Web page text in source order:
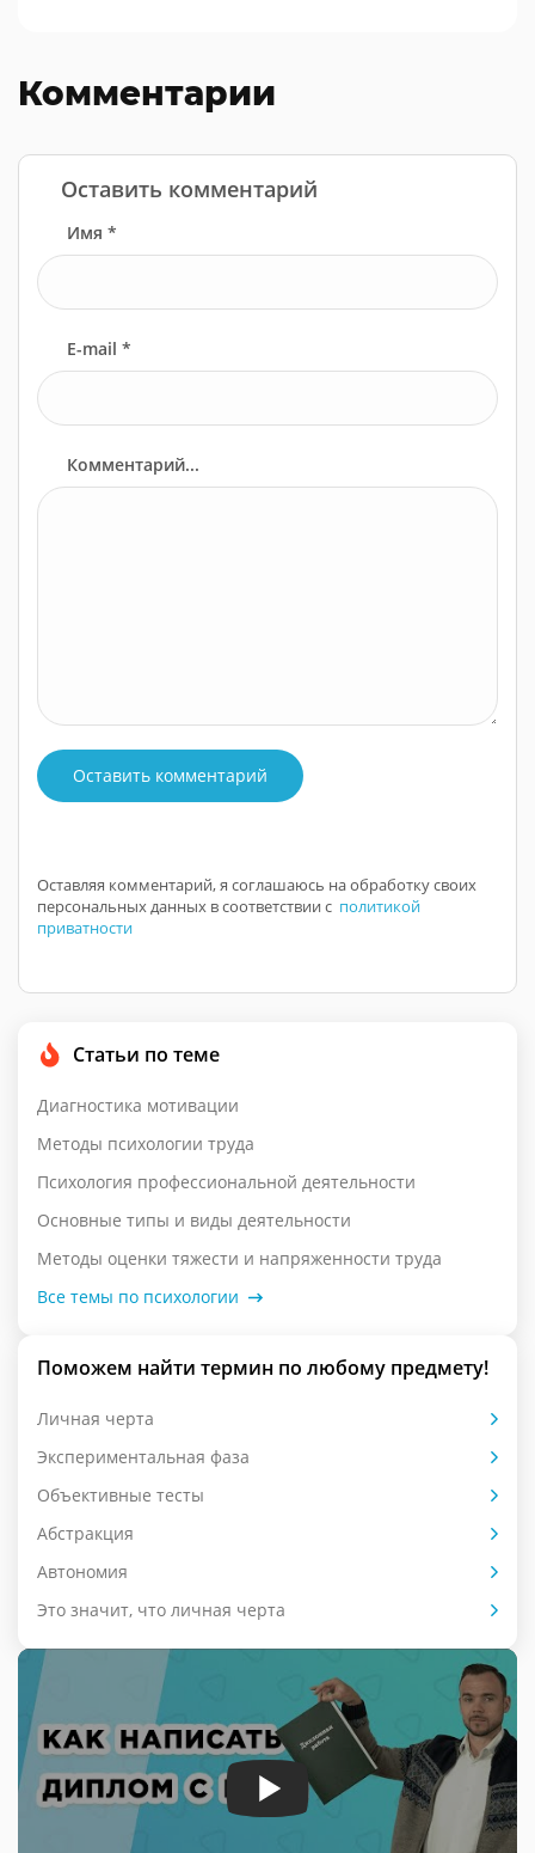
Комментарии
Оставить комментарий
Имя *
E-mail *
Комментарий...
Оставить комментарий
Оставляя комментарий, я соглашаюсь на обработку своих
персональных данных в соответствии с политикой
приватности
Статьи по теме
Диагностика мотивации
Методы психологии труда
Психология профессиональной деятельности
Основные типы и виды деятельности
Методы оценки тяжести и напряженности труда
Все темы по психологии
Поможем найти термин по любому предмету!
Личная черта
Экспериментальная фаза
Объективные тесты
Абстракция
Автономия
Это значит, что личная черта